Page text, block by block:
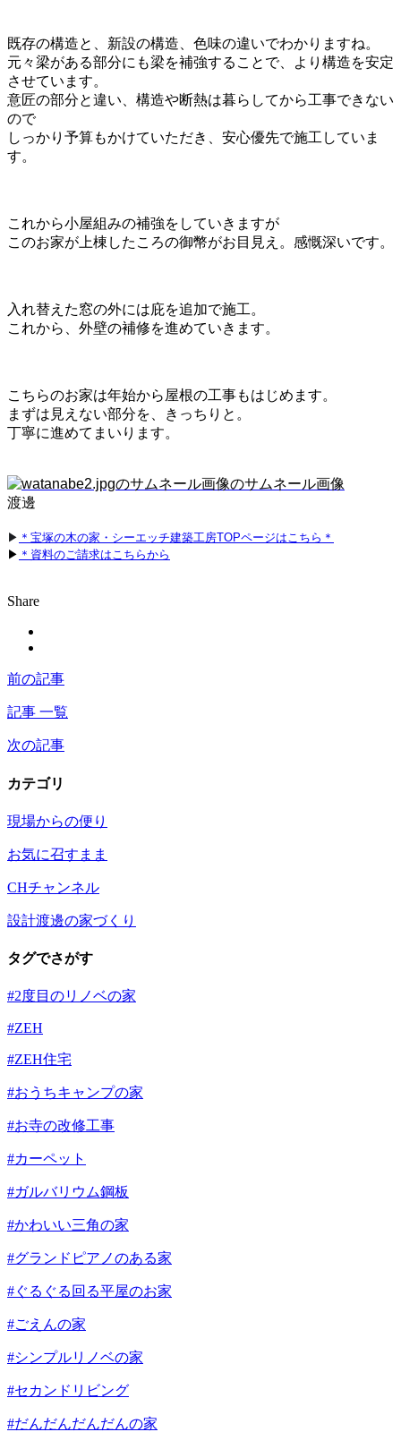
既存の構造と、新設の構造、色味の違いでわかりますね。
元々梁がある部分にも梁を補強することで、より構造を安定
させています。
意匠の部分と違い、構造や断熱は暮らしてから工事できない
ので
しっかり予算もかけていただき、安心優先で施工していま
す。
これから小屋組みの補強をしていきますが
このお家が上棟したころの御幣がお目見え。感慨深いです。
入れ替えた窓の外には庇を追加で施工。
これから、外壁の補修を進めていきます。
こちらのお家は年始から屋根の工事もはじめます。
まずは見えない部分を、きっちりと。
丁寧に進めてまいります。
渡邊
▶ ＊宝塚の木の家・シーエッチ建築工房TOPページはこちら＊
▶ ＊資料のご請求はこちらから
Share
前の記事
記事 一覧
次の記事
カテゴリ
現場からの便り
お気に召すまま
CHチャンネル
設計渡邊の家づくり
タグでさがす
#2度目のリノベの家
#ZEH
#ZEH住宅
#おうちキャンプの家
#お寺の改修工事
#カーペット
#ガルバリウム鋼板
#かわいい三角の家
#グランドピアノのある家
#ぐるぐる回る平屋のお家
#ごえんの家
#シンプルリノベの家
#セカンドリビング
#だんだんだんだんの家